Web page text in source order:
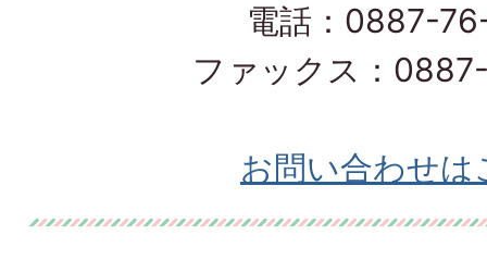
電話：0887-
ファックス：
お問い合わせは